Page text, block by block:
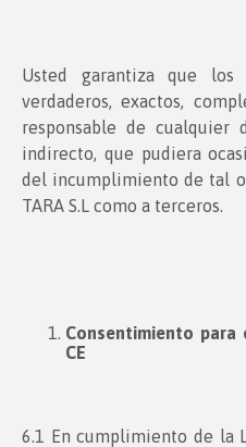
Usted garantiza que los
verdaderos, exactos,
responsable de
indirecto, que pudiera
del incumplimiento de tal
TARA S.L como a terceros.
Consentimiento para
CE
6.1 En cumplimiento de la